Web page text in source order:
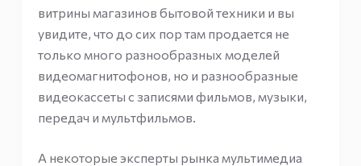
витрины магазинов бытовой техники и вы
увидите, что до сих пор там продается не
только много разнообразных моделей
видеомагнитофонов, но и разнообразные
видеокассеты с записями фильмов, музыки,
передач и мультфильмов.
А некоторые эксперты рынка мультимедиа